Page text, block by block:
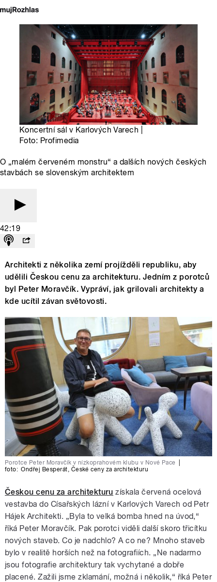
Koncertní sál v Karlových Varech |
Foto: Profimedia
O „malém červeném monstru“ a dalších nových českých
stavbách se slovenským architektem
42:19
Architekti z několika zemí projížděli republiku, aby
udělili Českou cenu za architekturu. Jedním z porotců
byl Peter Moravčík. Vypráví, jak grilovali architekty a
kde ucítil závan světovosti.
Porotce Peter Moravčík v nízkoprahovém klubu v Nové Pace
foto: Ondřej Besperát České ceny za architekturu
Českou cenu za architekturu získala červená ocelová
vestavba do Císařských lázní v Karlových Varech od Petr
Hájek Architekti. „Byla to velká bomba hned na úvod,“
říká Peter Moravčík. Pak porotci viděli další skoro třicítku
nových staveb. Co je nadchlo? A co ne? Mnoho staveb
bylo v realitě horších než na fotografiích. „Ne nadarmo
jsou fotografie architektury tak vychytané a dobře
placené. Zažili jsme zklamání, možná i několik,“ říká Peter